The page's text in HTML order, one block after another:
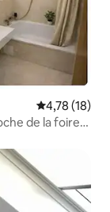
Note
4,78 (18)
de la foire